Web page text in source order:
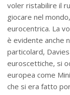
voler ristabilire il
giocare nel
eurocentrica. La
è evidente anche
particolard,
euroscettiche, si
europea come
che si era fatto